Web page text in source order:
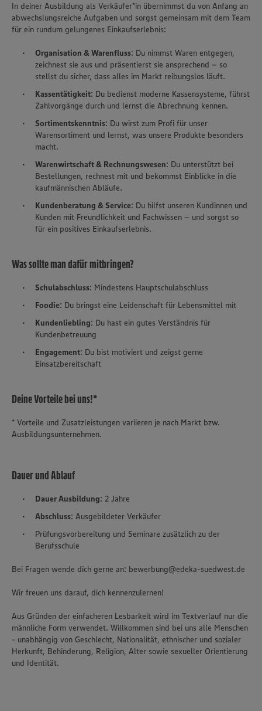
In deiner Ausbildung als Verkäufer*in übernimmst du von Anfang an
abwechslungsreiche Aufgaben und sorgst gemeinsam mit dem Team
für ein rundum gelungenes Einkaufserlebnis:
Organisation & Warenfluss: Du nimmst Waren entgegen,
zeichnest sie aus und präsentierst sie ansprechend – so
stellst du sicher, dass alles im Markt reibungslos läuft.
Kassentätigkeit: Du bedienst moderne Kassensysteme, führst
Zahlvorgänge durch und lernst die Abrechnung kennen.
Sortimentskenntnis: Du wirst zum Profi für unser
Warensortiment und lernst, was unsere Produkte besonders
macht.
Warenwirtschaft & Rechnungswesen: Du unterstützt bei
Bestellungen, rechnest mit und bekommst Einblicke in die
kaufmännischen Abläufe.
Kundenberatung & Service: Du hilfst unseren Kundinnen und
Kunden mit Freundlichkeit und Fachwissen – und sorgst so
für ein positives Einkaufserlebnis.
Was sollte man dafür mitbringen?
Schulabschluss: Mindestens Hauptschulabschluss
Foodie: Du bringst eine Leidenschaft für Lebensmittel mit
Kundenliebling: Du hast ein gutes Verständnis für
Kundenbetreuung
Engagement: Du bist motiviert und zeigst gerne
Einsatzbereitschaft
Deine Vorteile bei uns!*
* Vorteile und Zusatzleistungen variieren je nach Markt bzw.
Ausbildungsunternehmen.
Dauer und Ablauf
Dauer Ausbildung: 2 Jahre
Abschluss: Ausgebildeter Verkäufer
Prüfungsvorbereitung und Seminare zusätzlich zu der
Berufsschule
Bei Fragen wende dich gerne an: bewerbung@edeka-suedwest.de
Wir freuen uns darauf, dich kennenzulernen!
Aus Gründen der einfacheren Lesbarkeit wird im Textverlauf nur die
männliche Form verwendet. Willkommen sind bei uns alle Menschen
- unabhängig von Geschlecht, Nationalität, ethnischer und sozialer
Herkunft, Behinderung, Religion, Alter sowie sexueller Orientierung
und Identität.